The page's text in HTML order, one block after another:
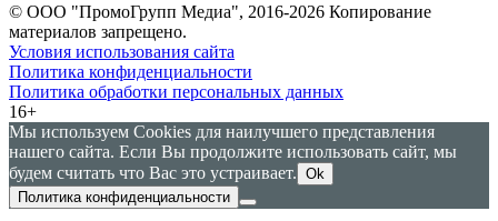
© ООО "ПромоГрупп Медиа", 2016-2026 Копирование
материалов запрещено.
Условия использования сайта
Политика конфиденциальности
Политика обработки персональных данных
16+
Мы используем Cookies для наилучшего представления
нашего сайта. Если Вы продолжите использовать сайт, мы
будем считать что Вас это устраивает. Ok
Политика конфиденциальности